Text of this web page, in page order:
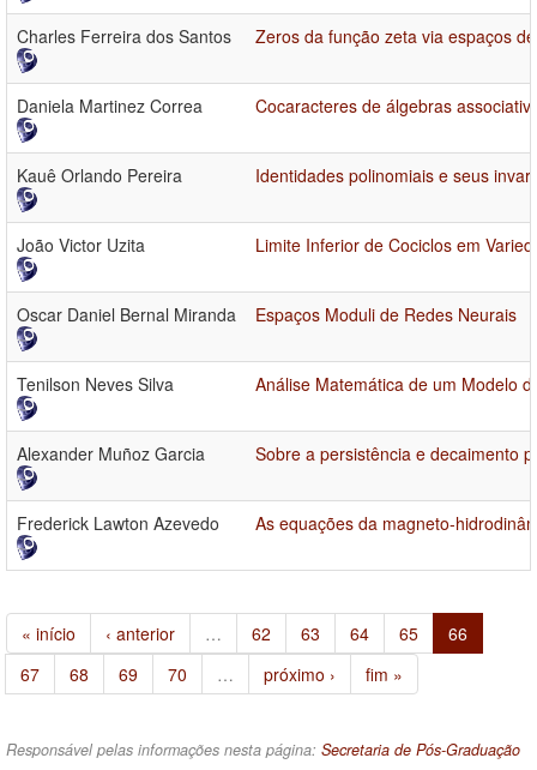
Charles Ferreira dos Santos Zeros da função zeta via espaços
Daniela Martinez Correa Cocaracteres de álgebras
Kauê Orlando Pereira Identidades polinomiais e seus
João Victor Uzita Limite Inferior de Cociclos em
Oscar Daniel Bernal Miranda Espaços Moduli de Redes Neurais
Tenilson Neves Silva Análise Matemática de um Modelo
Alexander Muñoz Garcia Sobre a persistência e decaimento
Frederick Lawton Azevedo As equações da magneto-
« início ‹ anterior … 62 63 64 65
66
67
68 69 70 … próximo › fim »
Responsável pelas informações nesta página: Secretaria de Pós-Graduação